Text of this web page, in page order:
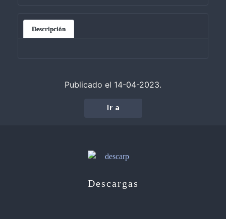
Descripción
Publicado el 14-04-2023.
Ir a
Descargas